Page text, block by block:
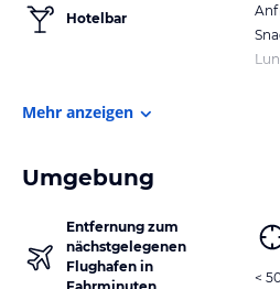
Hotelbar
Mehr anzeigen
Umgebung
Entfernung zum
nächstgelegenen
Flughafen in
<